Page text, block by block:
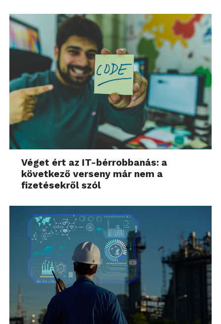
Véget ért az IT-bérrobbanás: a
következő verseny már nem a
fizetésekről szól